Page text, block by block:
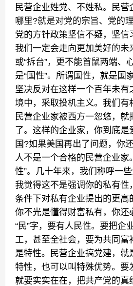
民营企业姓党、不姓私。民营
哪里?就是对党的宗旨、党的
党的方针政策坚信不疑，坚信
我们一定会走向更加美好的未
或“拆台”，更不能首鼠两端、
是“国性”。所谓国性，就是国
坚决反对在这样一个百年未有
境中，采取投机主义。我们有
民营企业家被西方一忽悠，就
了。这样的企业家，你到底
国?如果美国再出了问题，你
人不是一个合格的民营企业家
性”。几十年来，我们称呼一些
我觉得这不是强调你的私有性
条件下对私有企业提出的更高
你不光是懂得财富私有，你还
“民”字，要有人民性。要把企
工，甚至全社会，要为共同富
是特性。民营企业搞党建，就
特性，也可以叫特殊优势。要
就要实实在在，把共产党的真